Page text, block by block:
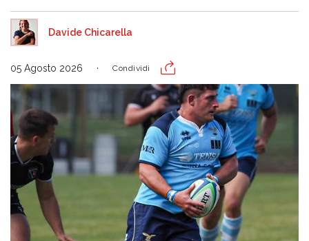
Davide Chicarella
05 Agosto 2026 Condividi